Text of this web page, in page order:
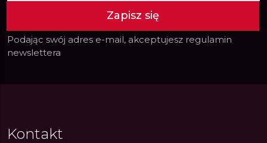
Zapisz się
Podając swój adres e-mail, akceptujesz regulamin
newslettera
Kontakt